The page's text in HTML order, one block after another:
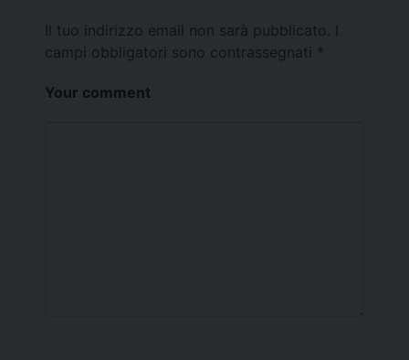
Il tuo indirizzo email non sarà pubblicato.
campi obbligatori sono contrassegnati *
Your comment